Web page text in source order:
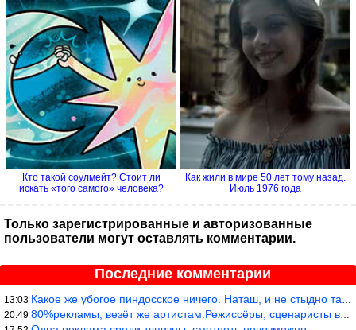
Кто такой соулмейт? Стоит ли
искать «того самого» человека?
Как жили в мире 50 лет тому назад.
Июль 1976 года
Только зарегистрированные и авторизованные
пользователи могут оставлять комментарии.
Последние комментарии
13:03 Какое же убогое пиндосское ничего. Наташ, и не стыдно такую фигн
20:49 80%рекламы, везёт же артистам.Режиссёры, сценаристы вы где или к